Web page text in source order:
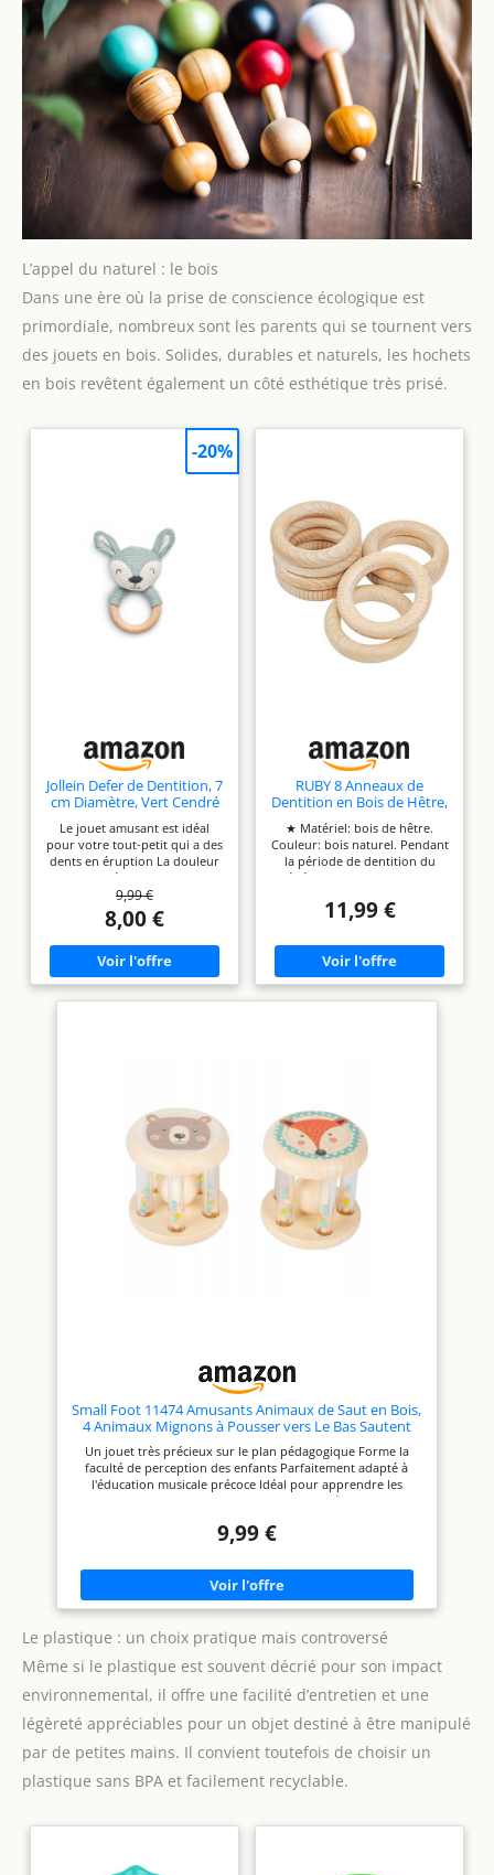
L’appel du naturel : le bois
Dans une ère où la prise de conscience écologique est
primordiale, nombreux sont les parents qui se tournent vers
des jouets en bois. Solides, durables et naturels, les hochets
en bois revêtent également un côté esthétique très prisé.
Jollein Defer de Dentition, 7
cm Diamètre, Vert Cendré
Le jouet amusant est idéal
pour votre tout-petit qui a des
dents en éruption La douleur
est soulagée par la pression
exercée sur les gencives lors
de la morsure solidement
attaché et a l'air joyeux et
amical Le matériau est 100%
sûr Idéal comme cadeau de
maternité
9,99 €
8,00 €
-20%
RUBY 8 Anneaux de
Dentition en Bois de Hêtre,
Jouets à Mâcher pour
Bébé, Anneaux d'Artisanat,
Outils, etc. (Ø 7cm / 2,55in)
★ Matériel: bois de hêtre.
Couleur: bois naturel. Pendant
la période de dentition du
bébé, ce jouet peut aider les
mauvaises habitudes de bébé
bois, il est conçu pour être
facilement saisi par de petites
mains ★ Anneaux en bois
polyvalents, idéaux pour faire
libre cours à votre imagination
★ Cerceaux en bois avec une
finition lisse et naturelle sans
revêtement de vernis, avec un
polissage fin, l'anneau de
dentition est doux, sûr pour
les enfants à mâcher ★
Diamètre extérieur: Ø 7cm /
2.55in. Diamètre intérieur: Ø
11,99 €
Small Foot 11474 Amusants Animaux de Saut en Bois,
4 Animaux Mignons à Pousser vers Le Bas Sautent
Joyeusement dans L'air, Couleurs Pastel, Blanc.
Un jouet très précieux sur le plan pédagogique Forme la
faculté de perception des enfants Parfaitement adapté à
l'éducation musicale précoce Idéal pour apprendre les
premiers rythmes Longueur : env. 6,5 cm, Ø env. 5,5 cm
9,99 €
Le plastique : un choix pratique mais controversé
Même si le plastique est souvent décrié pour son impact
environnemental, il offre une facilité d’entretien et une
légèreté appréciables pour un objet destiné à être manipulé
par de petites mains. Il convient toutefois de choisir un
plastique sans BPA et facilement recyclable.